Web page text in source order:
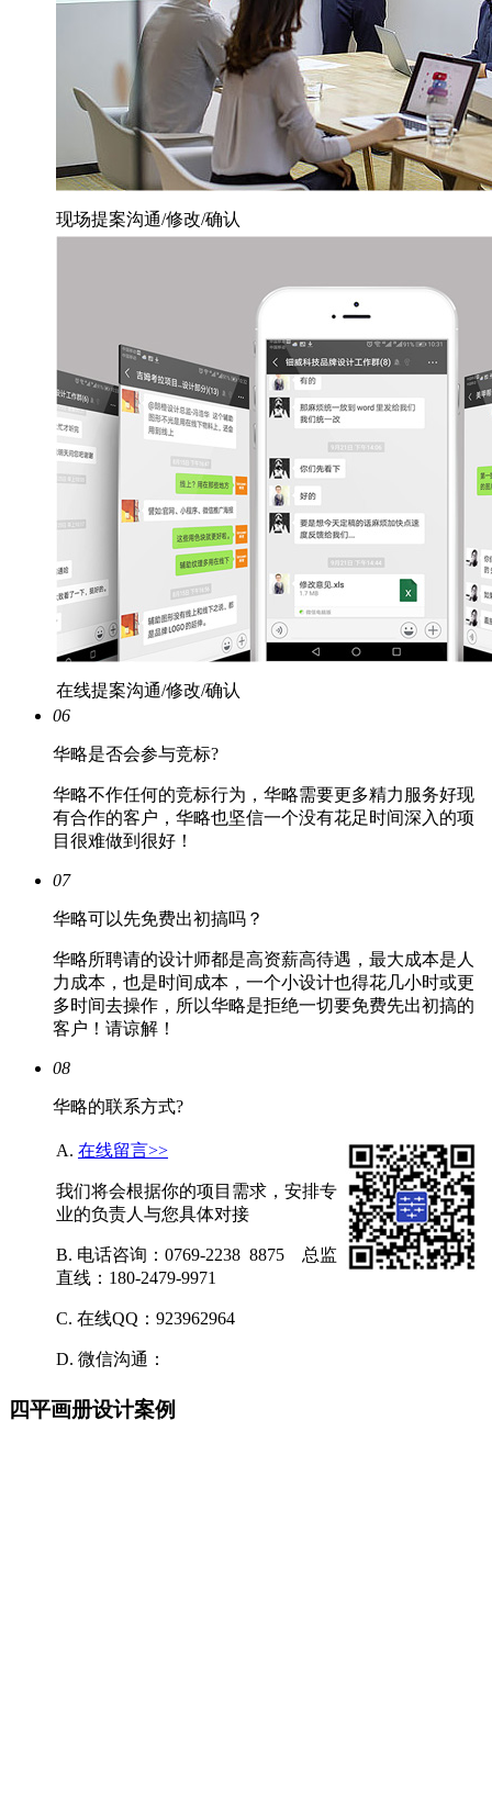
现场提案沟通/修改/确认
在线提案沟通/修改/确认
06
华略是否会参与竞标?
华略不作任何的竞标行为，华略需要更多精力服务好现
有合作的客户，华略也坚信一个没有花足时间深入的项
目很难做到很好！
07
华略可以先免费出初搞吗？
华略所聘请的设计师都是高资薪高待遇，最大成本是人
力成本，也是时间成本，一个小设计也得花几小时或更
多时间去操作，所以华略是拒绝一切要免费先出初搞的
客户！请谅解！
08
华略的联系方式?
A. 在线留言>>
我们将会根据你的项目需求，安排专
业的负责人与您具体对接
B. 电话咨询：0769-2238 8875 总监
直线：180-2479-9971
C. 在线QQ：923962964
D. 微信沟通：
四平画册设计案例